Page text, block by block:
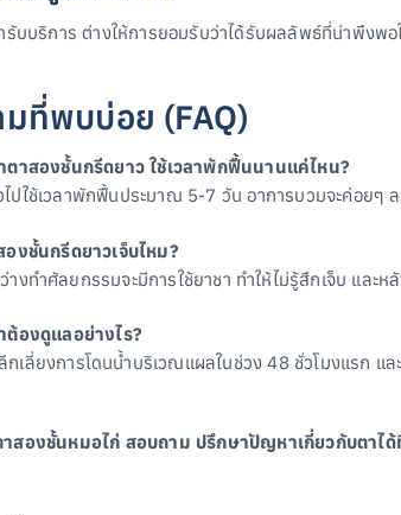
รับบริการ ต่างให้การยอมรับว่าได้รับผลลัพธ์ที่น่าพึงพ
มที่พบบ่อย (FAQ)
ตาสองชั้นกรีดยาว ใช้เวลาพักฟื้นนานแค่ไหน?
ปใช้เวลาพักฟื้นประมาณ 5-7 วัน อาการบวมจะค่อยๆ
งชั้นกรีดยาวเจ็บไหม?
างทำศัลยกรรมจะมีการใช้ยาชา ทำให้ไม่รู้สึกเจ็บ และ
องดูแลอย่างไร?
กเลี่ยงการโดนน้ำบริเวณแผลในช่วง 48 ชั่วโมงแรก แ
าสองชั้นหมอไก่ สอบถาม ปรึกษาปัญหาเกี่ยวกับตาได้